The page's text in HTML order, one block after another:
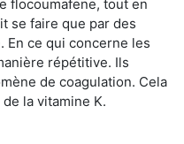
flocoumafene, tout en
se faire que par des
En ce qui concerne les
répétitive. Ils
de coagulation. Cela
la vitamine K.